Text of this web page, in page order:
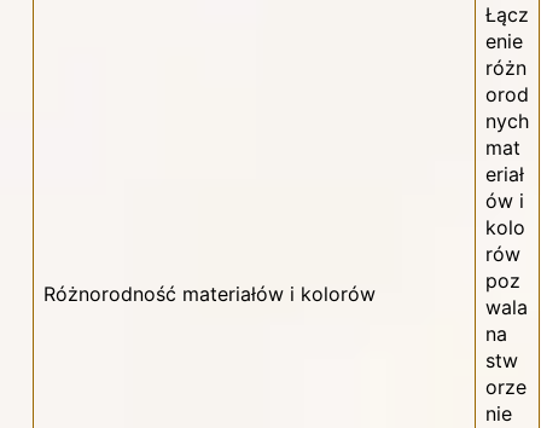
Różnorodność materiałów i kolorów
Łącz
enie
różn
orod
nych
mat
eriał
ów i
kolo
rów
poz
wala
na
stw
orze
nie